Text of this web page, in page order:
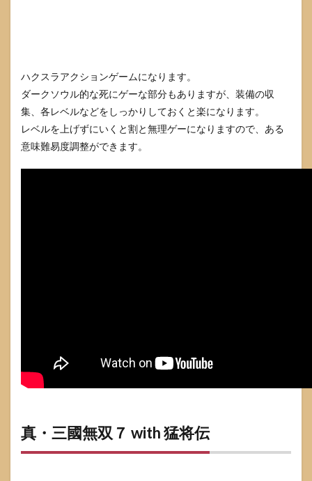
ハクスラアクションゲームになります。
ダークソウル的な死にゲーな部分もありますが、装備の収
集、各レベルなどをしっかりしておくと楽になります。
レベルを上げずにいくと割と無理ゲーになりますので、ある
意味難易度調整ができます。
真・三國無双７ with 猛将伝